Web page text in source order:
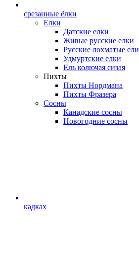
срезанные ёлки
Елки
Датские елки
Живые русские елки
Русские лохматые ели
Удмуртские елки
Ель колючая сизая
Пихты
Пихты Нордмана
Пихты Фразера
Сосны
Канадские сосны
Новогодние сосны
кадках